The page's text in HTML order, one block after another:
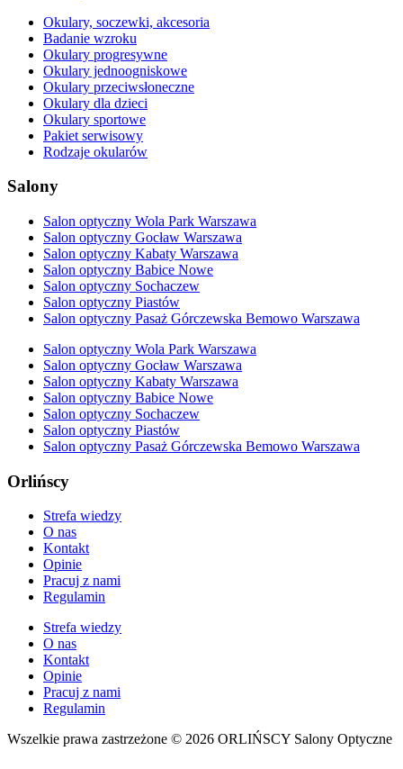
Okulary, soczewki, akcesoria
Badanie wzroku
Okulary progresywne
Okulary jednoogniskowe
Okulary przeciwsłoneczne
Okulary dla dzieci
Okulary sportowe
Pakiet serwisowy
Rodzaje okularów
Salony
Salon optyczny Wola Park Warszawa
Salon optyczny Gocław Warszawa
Salon optyczny Kabaty Warszawa
Salon optyczny Babice Nowe
Salon optyczny Sochaczew
Salon optyczny Piastów
Salon optyczny Pasaż Górczewska Bemowo Warszawa
Salon optyczny Wola Park Warszawa
Salon optyczny Gocław Warszawa
Salon optyczny Kabaty Warszawa
Salon optyczny Babice Nowe
Salon optyczny Sochaczew
Salon optyczny Piastów
Salon optyczny Pasaż Górczewska Bemowo Warszawa
Orlińscy
Strefa wiedzy
O nas
Kontakt
Opinie
Pracuj z nami
Regulamin
Strefa wiedzy
O nas
Kontakt
Opinie
Pracuj z nami
Regulamin
Wszelkie prawa zastrzeżone © 2026 ORLIŃSCY Salony Optyczne